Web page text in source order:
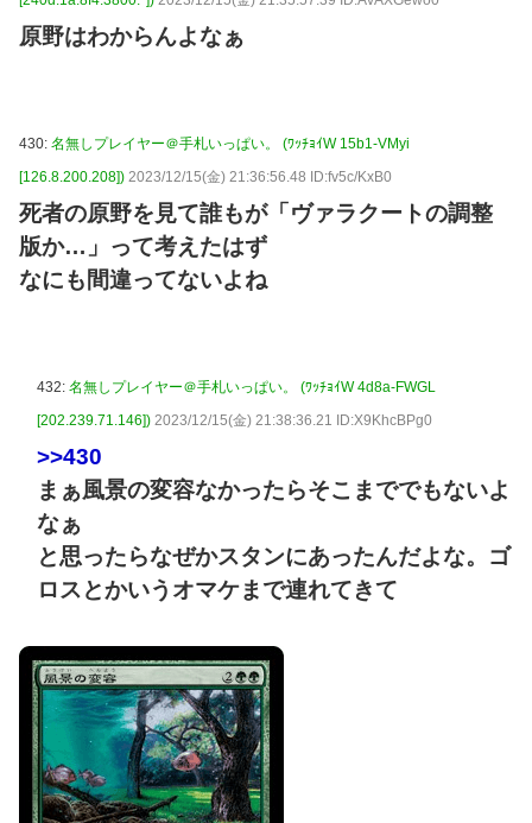
原野はわからんよなぁ
430: 名無しプレイヤー＠手札いっぱい。 (ﾜｯﾁｮｲW 15b1-VMyi
[126.8.200.208]) 2023/12/15(金) 21:36:56.48 ID:fv5c/KxB0
死者の原野を見て誰もが「ヴァラクートの調整
版か…」って考えたはず
なにも間違ってないよね
432: 名無しプレイヤー＠手札いっぱい。 (ﾜｯﾁｮｲW 4d8a-FWGL
[202.239.71.146]) 2023/12/15(金) 21:38:36.21 ID:X9KhcBPg0
>>430
まぁ風景の変容なかったらそこまででもないよ
なぁ
と思ったらなぜかスタンにあったんだよな。ゴ
ロスとかいうオマケまで連れてきて